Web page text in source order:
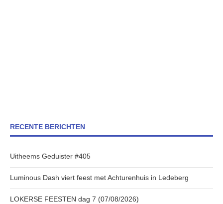
RECENTE BERICHTEN
Uitheems Geduister #405
Luminous Dash viert feest met Achturenhuis in Ledeberg
LOKERSE FEESTEN dag 7 (07/08/2026)